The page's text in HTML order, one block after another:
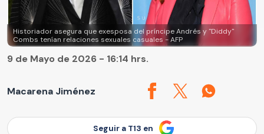
Historiador asegura que exesposa del príncipe Andrés y "Diddy"
Combs tenían relaciones sexuales casuales - AFP
Macarena Jiménez
9 de Mayo de 2026 - 16:14 hrs.
Seguir a T13 en